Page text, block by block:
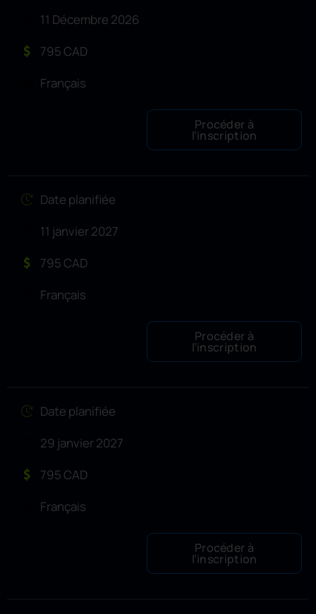
11 Décembre 2026
795 CAD
Français
Procéder à
l’inscription
Date planifiée
11 janvier 2027
795 CAD
Français
Procéder à
l’inscription
Date planifiée
29 janvier 2027
795 CAD
Français
Procéder à
l’inscription